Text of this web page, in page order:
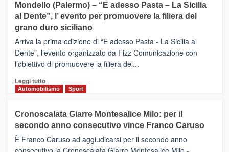
e
messaggi
di
CASTIGLIONE
DI
SICILIA
(Ct)
–
Il
Borgo
Gusto,
il
tra
sapori
vicoli
Mondello (Palermo) – “E adesso Pasta – La Sicilia
al Dente”, l’ evento per promuovere la filiera del
grano duro siciliano
Arriva la prima edizione di “E adesso Pasta - La Sicilia al
Dente”, l’evento organizzato da Fizz Comunicazione con
l’obiettivo di promuovere la filiera del...
Leggi tuttoLeggi
di
Mondello
(Palermo)
–
“E
Automobilismo Sport
Cronoscalata Giarre Montesalice Milo: per il
secondo anno consecutivo vince Franco Caruso
È Franco Caruso ad aggiudicarsi per il secondo anno